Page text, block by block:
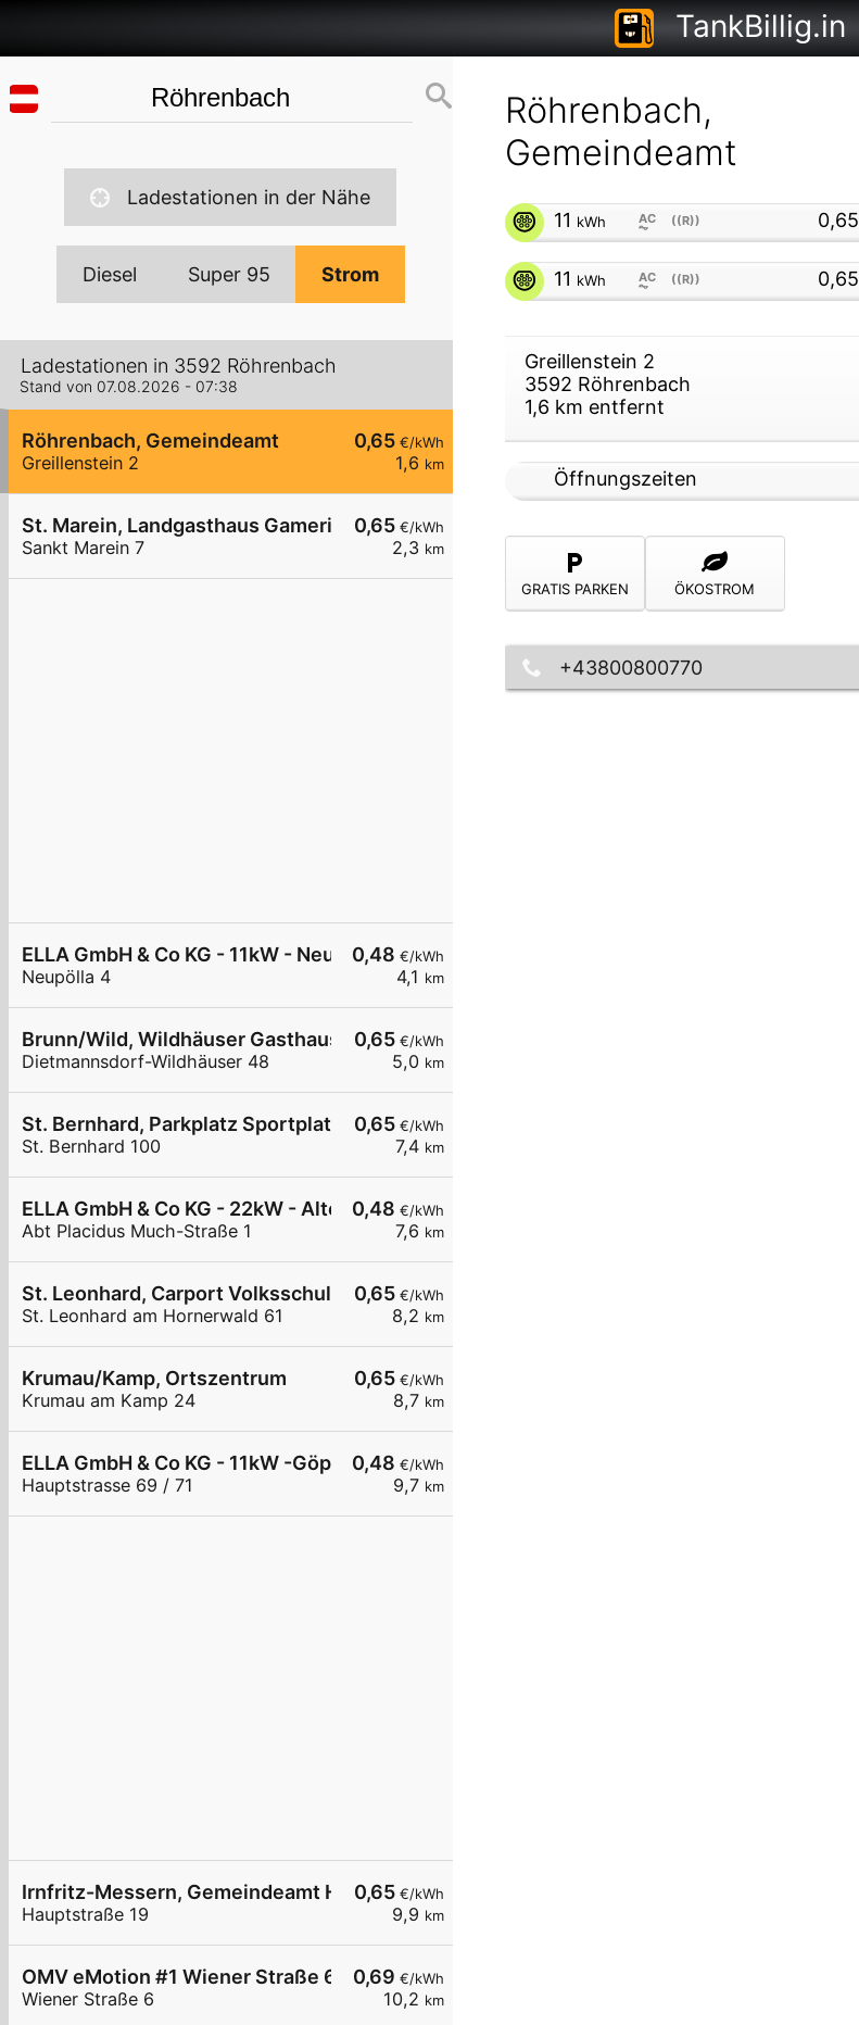
TankBillig.in
Ladestationen in der Nähe
Diesel Super 95 Strom
Ladestationen in 3592 Röhrenbach
Stand von 07.08.2026 - 07:38
0,65€/kWh
1,6 km
Röhrenbach, Gemeindeamt
Greillenstein 2
0,65€/kWh
2,3 km
St. Marein, Landgasthaus Gamerith
Sankt Marein 7
0,48 €/kWh
4,1 km
ELLA GmbH & Co KG - 11kW - Neupölla Gemeindeamt
Neupölla 4
0,65€/kWh
5,0 km
Brunn/Wild, Wildhäuser Gasthaus Powisch
Dietmannsdorf-Wildhäuser 48
0,65€/kWh
7,4 km
St. Bernhard, Parkplatz Sportplatz
St. Bernhard 100
0,48 €/kWh
7,6 km
ELLA GmbH & Co KG - 22kW - Altenburg - Stiftparkplatz
Abt Placidus Much-Straße 1
0,65€/kWh
8,2 km
St. Leonhard, Carport Volksschule
St. Leonhard am Hornerwald 61
0,65€/kWh
8,7 km
Krumau/Kamp, Ortszentrum
Krumau am Kamp 24
0,48 €/kWh
9,7 km
ELLA GmbH & Co KG - 11kW -Göpfritz Nah & Frisch - Gh. Wildrast
Hauptstrasse 69 / 71
0,65€/kWh
9,9 km
Irnfritz-Messern, Gemeindeamt Hauptstr.
Hauptstraße 19
0,69 €/kWh
10,2 km
OMV eMotion #1 Wiener Straße 6 Frauenhofen
Wiener Straße 6
Röhrenbach,
Gemeindeamt
11 kWh AC
⏦ ((R)) 0,65
11 kWh AC
⏦ ((R)) 0,65
Greillenstein 2
3592 Röhrenbach
1,6 km entfernt
Öffnungszeiten
GRATIS PARKEN ÖKOSTROM
+43800800770